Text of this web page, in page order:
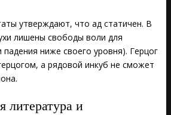
утверждают, что ад статичен. В
лишены свободы воли для
падения ниже своего уровня). Герцог
а рядовой инкуб не сможет
литература и